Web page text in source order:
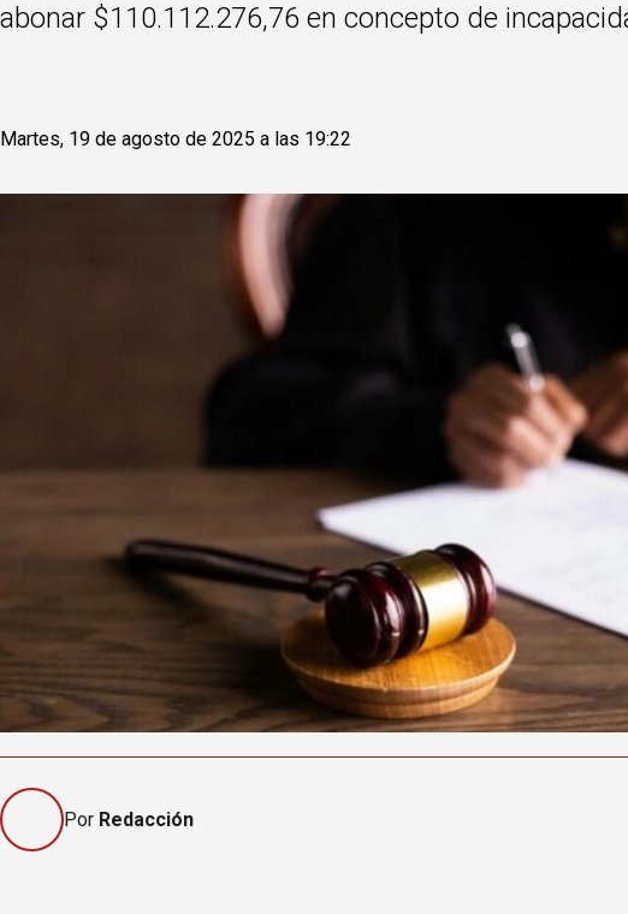
abonar $110.112.276,76 en concepto de
Martes, 19 de agosto de 2025 a las 19:22
Por Redacción